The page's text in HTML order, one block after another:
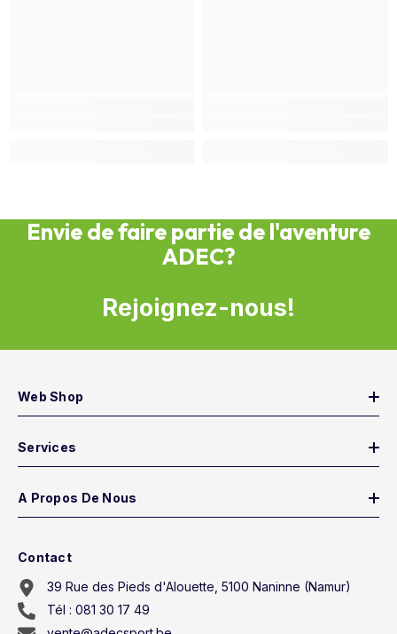
Envie de faire partie de l'aventure
ADEC?
Rejoignez-nous!
Web Shop
Services
A Propos De Nous
Contact
39 Rue des Pieds d'Alouette, 5100 Naninne (Namur)
Tél : 081 30 17 49